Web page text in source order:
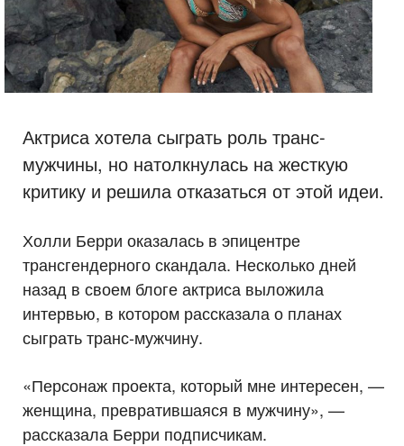
Актриса хотела сыграть роль транс-
мужчины, но натолкнулась на жесткую
критику и решила отказаться от этой идеи.
Холли Берри оказалась в эпицентре
трансгендерного скандала. Несколько дней
назад в своем блоге актриса выложила
интервью, в котором рассказала о планах
сыграть транс-мужчину.
«Персонаж проекта, который мне интересен, —
женщина, превратившаяся в мужчину», —
рассказала Берри подписчикам.